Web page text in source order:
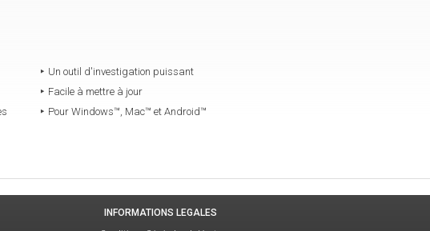
Un outil d'investigation puissant
Facile à mettre à jour
Pour Windows™, Mac™ et Android™
INFORMATIONS LEGALES